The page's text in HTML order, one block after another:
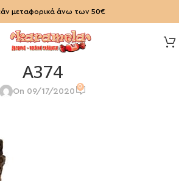
μεταφορικά άνω των 50€
A374
On 09/17/2020
0